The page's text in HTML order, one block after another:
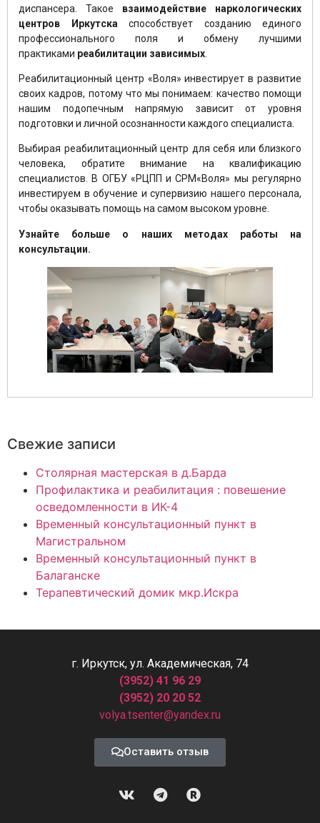
диспансера. Такое взаимодействие наркологических
центров Иркутска способствует созданию единого
профессионального поля и обмену лучшими
практиками реабилитации зависимых
Реабилитационный центр «Воля» инвестирует в развитие
своих кадров, потому что мы понимаем: качество помощи
нашим подопечным напрямую зависит от уровня
подготовки и личной осознанности каждого специалиста.
Выбирая реабилитационный центр для себя или близкого
человека, обратите внимание на квалификацию
специалистов. В ОГБУ «РЦПП и СРМ«Воля» мы регулярно
инвестируем в обучение и супервизию нашего персонала,
чтобы оказывать помощь на самом высоком уровне.
Узнайте больше о наших методах работы на
консультации.
Свежие записи
Столярная мастерская в д.Барда
Профилактика и реабилитация : повешение
осведомленности в ИК-4
Временный консультационный пункт в
Магистральном
Временный консультационный пункт в
Балаганске
Терапевтический домик мкр.Искра
г. Иркутск, ул. Академическая, 74
(3952) 41 96 29
(3952) 20 20 52
volya.tsenter@yandex.ru
Оставить отзыв